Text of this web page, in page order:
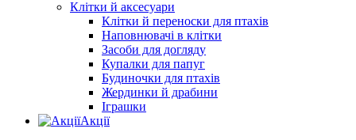
Клітки й аксесуари
Клітки й переноски для птахів
Наповнювачі в клітки
Засоби для догляду
Купалки для папуг
Будиночки для птахів
Жердинки й драбини
Іграшки
Акції